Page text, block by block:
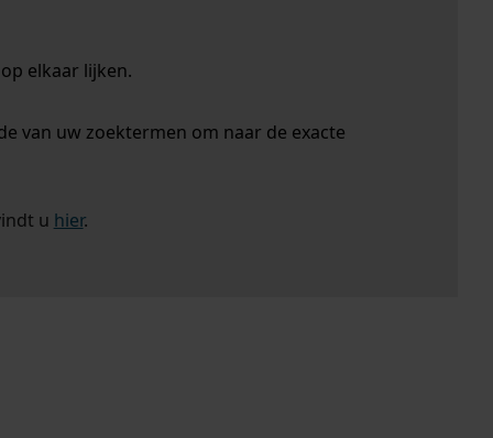
elkaar lijken.
van uw zoektermen om naar de exacte
u hier.